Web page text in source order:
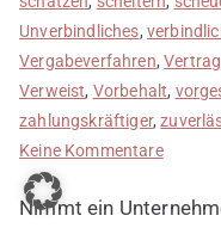
Unverbindliches,
Vergabeverfahren,
Verweist, Vorbehalt,
zahlungskräftiger,
Keine Kommentarezu
2:
Nimmt ein